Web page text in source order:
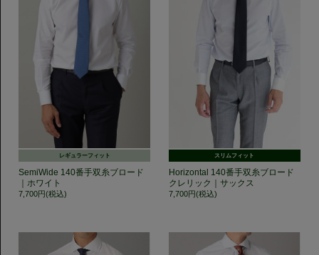
レギュラーフィット
SemiWide 140番手双糸ブロード
｜ホワイト
7,700円(税込)
スリムフィット
Horizontal 140番手双糸ブロード
クレリック｜サックス
7,700円(税込)